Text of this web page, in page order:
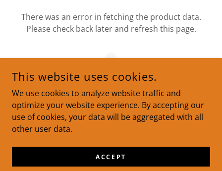
There was an error in fetching the product data.
Please check back later and refresh this page.
Privacy Policy
This website uses cookies.
We use cookies to analyze website traffic and
optimize your website experience. By accepting our
use of cookies, your data will be aggregated with all
other user data.
ACCEPT